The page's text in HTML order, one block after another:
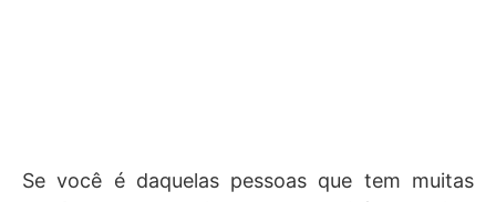
Se você é daquelas pessoas que tem muitas